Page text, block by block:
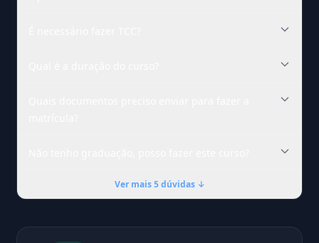
Ver mais 5 dúvidas ↓